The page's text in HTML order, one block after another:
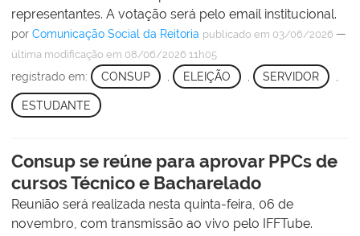
representantes. A votação será pelo email institucional.
por Comunicação Social da Reitoria publicado em 03/06/2026 —
última modificação em 08/06/2026 11h05
registrado em: CONSUP ELEIÇÃO SERVIDOR
ESTUDANTE
Consup se reúne para aprovar PPCs de
cursos Técnico e Bacharelado
Reunião será realizada nesta quinta-feira, 06 de
novembro, com transmissão ao vivo pelo IFFTube.